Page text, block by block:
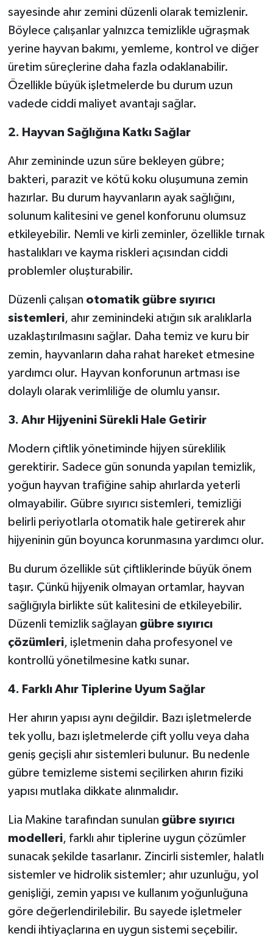
sayesinde ahır zemini düzenli olarak temizlenir.
Böylece çalışanlar yalnızca temizlikle uğraşmak
yerine hayvan bakımı, yemleme, kontrol ve diğer
üretim süreçlerine daha fazla odaklanabilir.
Özellikle büyük işletmelerde bu durum uzun
vadede ciddi maliyet avantajı sağlar.
2. Hayvan Sağlığına Katkı Sağlar
Ahır zemininde uzun süre bekleyen gübre;
bakteri, parazit ve kötü koku oluşumuna zemin
hazırlar. Bu durum hayvanların ayak sağlığını,
solunum kalitesini ve genel konforunu olumsuz
etkileyebilir. Nemli ve kirli zeminler, özellikle tırnak
hastalıkları ve kayma riskleri açısından ciddi
problemler oluşturabilir.
Düzenli çalışan otomatik gübre sıyırıcı
sistemleri, ahır zeminindeki atığın sık aralıklarla
uzaklaştırılmasını sağlar. Daha temiz ve kuru bir
zemin, hayvanların daha rahat hareket etmesine
yardımcı olur. Hayvan konforunun artması ise
dolaylı olarak verimliliğe de olumlu yansır.
3. Ahır Hijyenini Sürekli Hale Getirir
Modern çiftlik yönetiminde hijyen süreklilik
gerektirir. Sadece gün sonunda yapılan temizlik,
yoğun hayvan trafiğine sahip ahırlarda yeterli
olmayabilir. Gübre sıyırıcı sistemleri, temizliği
belirli periyotlarla otomatik hale getirerek ahır
hijyeninin gün boyunca korunmasına yardımcı olur.
Bu durum özellikle süt çiftliklerinde büyük önem
taşır. Çünkü hijyenik olmayan ortamlar, hayvan
sağlığıyla birlikte süt kalitesini de etkileyebilir.
Düzenli temizlik sağlayan gübre sıyırıcı
çözümleri, işletmenin daha profesyonel ve
kontrollü yönetilmesine katkı sunar.
4. Farklı Ahır Tiplerine Uyum Sağlar
Her ahırın yapısı aynı değildir. Bazı işletmelerde
tek yollu, bazı işletmelerde çift yollu veya daha
geniş geçişli ahır sistemleri bulunur. Bu nedenle
gübre temizleme sistemi seçilirken ahırın fiziki
yapısı mutlaka dikkate alınmalıdır.
Lia Makine tarafından sunulan gübre sıyırıcı
modelleri, farklı ahır tiplerine uygun çözümler
sunacak şekilde tasarlanır. Zincirli sistemler, halatlı
sistemler ve hidrolik sistemler; ahır uzunluğu, yol
genişliği, zemin yapısı ve kullanım yoğunluğuna
göre değerlendirilebilir. Bu sayede işletmeler
kendi ihtiyaçlarına en uygun sistemi seçebilir.